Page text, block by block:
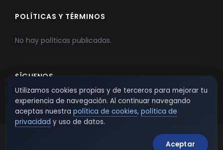
POLÍTICAS Y TÉRMINOS
No hay políticas publicadas.
SÍGUENOS
© 2026 TSW - TecnoServiWeb. All Rights Reserved.
Utilizamos cookies propias y de terceros para mejorar tu
experiencia de navegación. Al continuar navegando
aceptas nuestra política de cookies, política de
privacidad y uso de datos.
Aceptar